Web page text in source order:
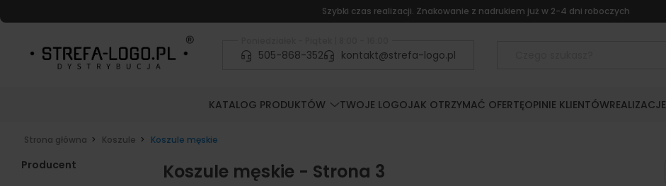
Szybki czas realizacji. Znakowanie z nadrukiem już w 2-4 dni roboczych
505-868-352 kontakt@strefa-logo.pl
KATALOG PRODUKTÓW TWOJE LOGOJAK OTRZYMAĆ OFERTĘOPINIE KLIENTÓWREALIZACJE
Strona główna Koszule Koszule męskie
Producent Koszule męskie - Strona 3